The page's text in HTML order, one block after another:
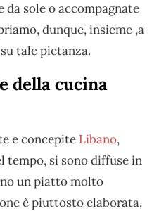
da sole o accompagnate
dunque, insieme ,a
tale pietanza.
della cucina
e concepite Libano,
tempo, si sono diffuse in
un piatto molto
è piuttosto elaborata,